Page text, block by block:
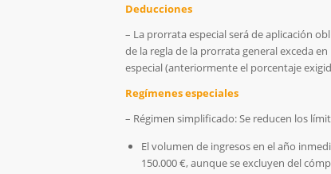
Deducciones
– La prorrata especial será de aplicación
de la regla de la prorrata general exceda
especial (anteriormente el porcentaje
Regímenes especiales
– Régimen simplificado: Se reducen los
El volumen de ingresos en el año
150.000 €, aunque se excluyen del